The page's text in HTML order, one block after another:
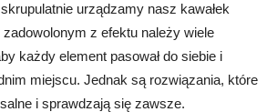
urządzamy nasz kawałek
zadowolonym z efektu należy wiele
każdy element pasował do siebie i
miejscu. Jednak są rozwiązania, które
i sprawdzają się zawsze.